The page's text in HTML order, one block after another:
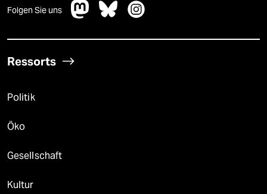
Folgen Sie uns
Ressorts
Politik
Öko
Gesellschaft
Kultur